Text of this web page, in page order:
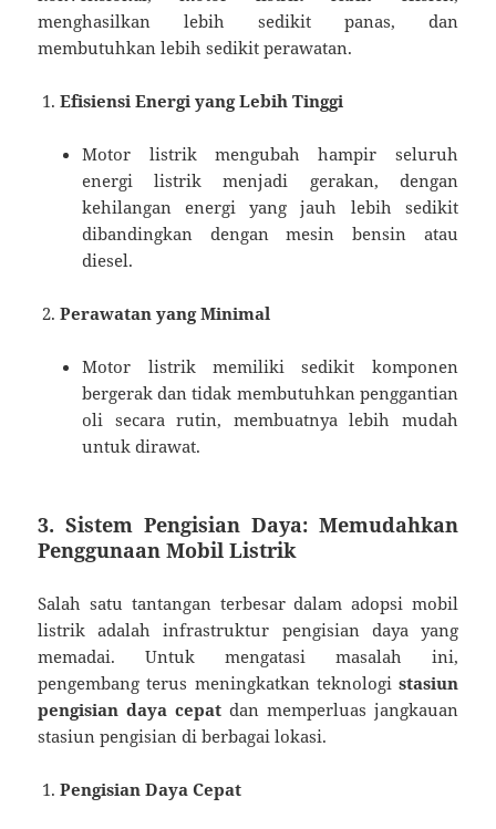
menghasilkan lebih sedikit panas, dan
membutuhkan lebih sedikit perawatan.
Efisiensi Energi yang Lebih Tinggi
Motor listrik mengubah hampir seluruh
energi listrik menjadi gerakan, dengan
kehilangan energi yang jauh lebih sedikit
dibandingkan dengan mesin bensin atau
diesel.
Perawatan yang Minimal
Motor listrik memiliki sedikit komponen
bergerak dan tidak membutuhkan penggantian
oli secara rutin, membuatnya lebih mudah
untuk dirawat.
3.Sistem Pengisian Daya: Memudahkan
Penggunaan Mobil Listrik
Salah satu tantangan terbesar dalam adopsi mobil
listrik adalah infrastruktur pengisian daya yang
memadai. Untuk mengatasi masalah ini,
pengembang terus meningkatkan teknologi stasiun
pengisian daya cepat dan memperluas jangkauan
stasiun pengisian di berbagai lokasi.
Pengisian Daya Cepat